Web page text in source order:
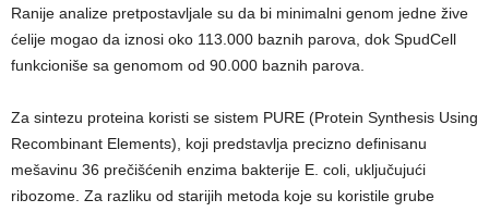
Ranije analize pretpostavljale su da bi minimalni genom jedne žive
ćelije mogao da iznosi oko 113.000 baznih parova, dok SpudCell
funkcioniše sa genomom od 90.000 baznih parova.
Za sintezu proteina koristi se sistem PURE (Protein Synthesis Using
Recombinant Elements), koji predstavlja precizno definisanu
mešavinu 36 prečišćenih enzima bakterije E. coli, uključujući
ribozome. Za razliku od starijih metoda koje su koristile grube